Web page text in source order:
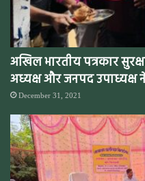
अखिल भारतीय पत्रकार
अध्यक्ष और जनपद उपाध्यक्ष
December 31, 2021